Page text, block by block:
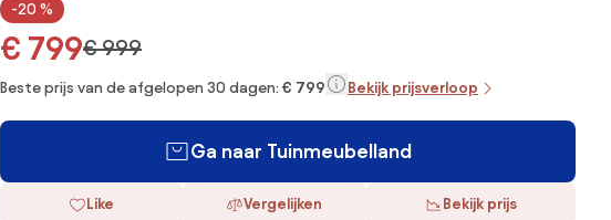
-20 %
€ 799€ 999
Beste prijs van de afgelopen 30 dagen: € 799 Bekijk prijsverloop
Ga naar Tuinmeubelland
Like Vergelijken Bekijk prijs